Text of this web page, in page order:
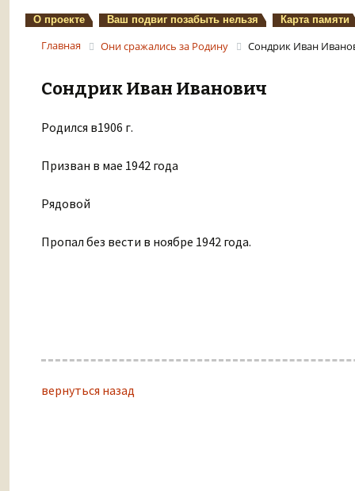
О проекте Ваш подвиг позабыть нельзя Карта памяти
Главная Они сражались за Родину Сондрик Иван
Сондрик Иван Иванович
Родился в1906 г.
Призван в мае 1942 года
Рядовой
Пропал без вести в ноябре 1942 года.
вернуться назад